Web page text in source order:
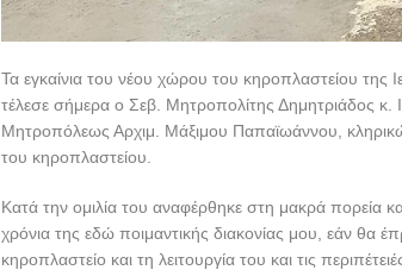
Τα εγκαίνια του νέου χώρου του κηροπλαστείου
τέλεσε σήμερα ο Σεβ. Μητροπολίτης Δημητριάδος κ.
Μητροπόλεως Αρχιμ. Μάξιμου Παπαϊωάννου,
του κηροπλαστείου.
Κατά την ομιλία του αναφέρθηκε στη μακρά πορεία
χρόνια της εδώ ποιμαντικής διακονίας μου, εάν θα
κηροπλαστείο και τη λειτουργία του και τις